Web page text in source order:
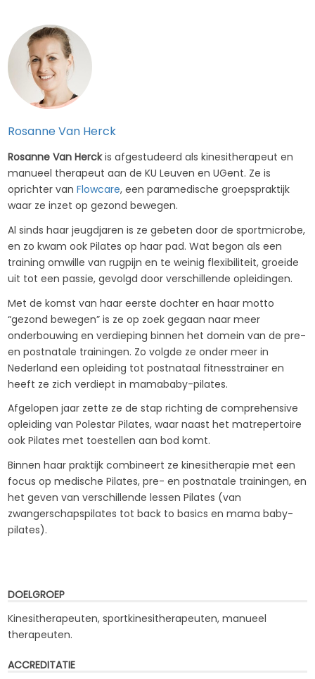
Rosanne Van Herck
Rosanne Van Herckis afgestudeerd als kinesitherapeut en
manueel therapeut aan de KU Leuven en UGent. Ze is
oprichter vanFlowcare, een paramedische groepspraktijk
waar ze inzet op gezond bewegen.
Al sinds haar jeugdjaren is ze gebeten door de sportmicrobe,
en zo kwam ook Pilates op haar pad. Wat begon als een
training omwille van rugpijn en te weinig flexibiliteit, groeide
uit tot een passie, gevolgd door verschillende opleidingen.
Met de komst van haar eerste dochter en haar motto
“gezond bewegen” is ze op zoek gegaan naar meer
onderbouwing en verdieping binnen het domein van de pre-
en postnatale trainingen. Zo volgde ze onder meer in
Nederland een opleiding tot postnataal fitnesstrainer en
heeft ze zich verdiept in mamababy-pilates.
Afgelopen jaar zette ze de stap richting de comprehensive
opleiding van Polestar Pilates, waar naast het matrepertoire
ook Pilates met toestellen aan bod komt.
Binnen haar praktijk combineert ze kinesitherapie met een
focus op medische Pilates, pre- en postnatale trainingen, en
het geven van verschillende lessen Pilates (van
zwangerschapspilates tot back to basics en mama baby-
pilates).
DOELGROEP
Kinesitherapeuten, sportkinesitherapeuten, manueel
therapeuten.
ACCREDITATIE